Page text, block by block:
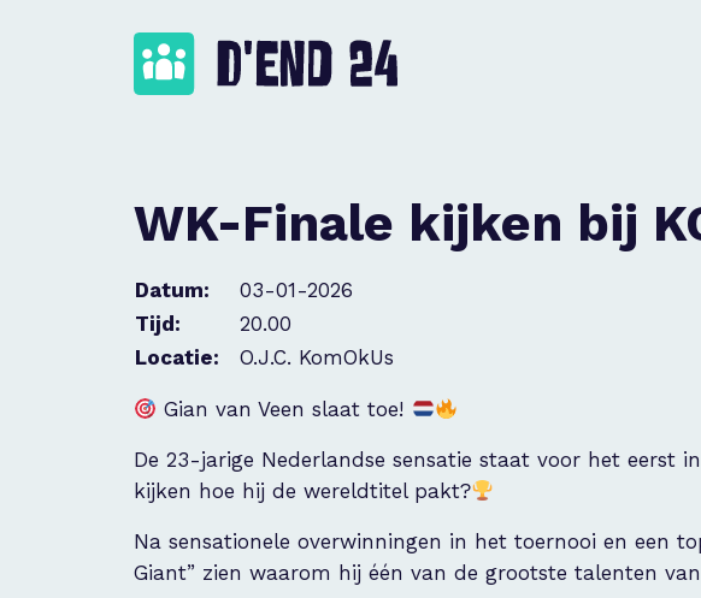
WK-Finale kijken bij
Datum:
03-01-2026
Tijd:
20.00
Locatie:
O.J.C. KomOkUs
Gian van Veen slaat toe!
De 23-jarige Nederlandse sensatie staat voor het eerst
kijken hoe hij de wereldtitel pakt?
Na sensationele overwinningen in het toernooi en een
Giant” zien waarom hij één van de grootste talenten